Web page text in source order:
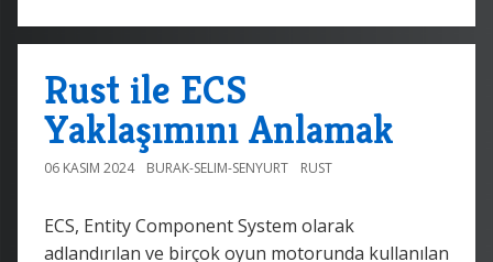
Rust ile ECS
Yaklaşımını Anlamak
06 KASIM 2024 BURAK-SELIM-SENYURT RUST
ECS, Entity Component System olarak
adlandırılan ve birçok oyun motorunda kullanılan